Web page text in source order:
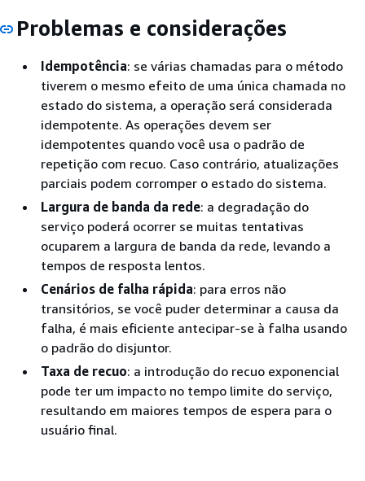
Problemas e considerações
Idempotência: se várias chamadas para o método
tiverem o mesmo efeito de uma única chamada no
estado do sistema, a operação será considerada
idempotente. As operações devem ser
idempotentes quando você usa o padrão de
repetição com recuo. Caso contrário, atualizações
parciais podem corromper o estado do sistema.
Largura de banda da rede: a degradação do
serviço poderá ocorrer se muitas tentativas
ocuparem a largura de banda da rede, levando a
tempos de resposta lentos.
Cenários de falha rápida: para erros não
transitórios, se você puder determinar a causa da
falha, é mais eficiente antecipar-se à falha usando
o padrão do disjuntor.
Taxa de recuo: a introdução do recuo exponencial
pode ter um impacto no tempo limite do serviço,
resultando em maiores tempos de espera para o
usuário final.